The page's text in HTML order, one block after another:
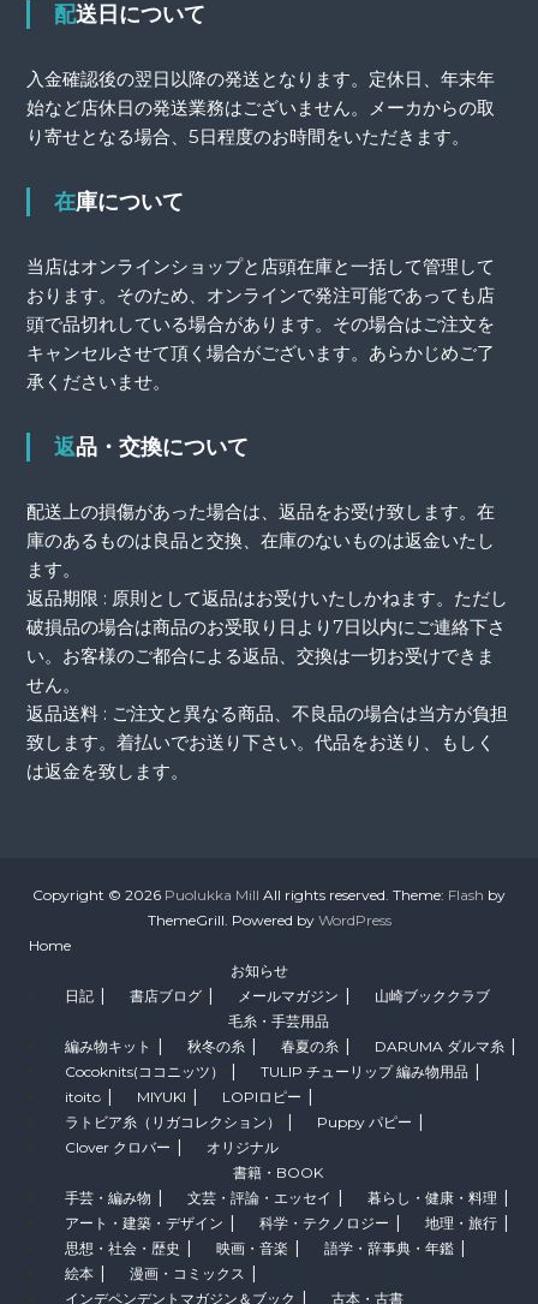
配送日について
入金確認後の翌日以降の発送となります。定休日、年末年
始など店休日の発送業務はございません。メーカからの取
り寄せとなる場合、5日程度のお時間をいただきます。
在庫について
当店はオンラインショップと店頭在庫と一括して管理して
おります。そのため、オンラインで発注可能であっても店
頭で品切れしている場合があります。その場合はご注文を
キャンセルさせて頂く場合がございます。あらかじめご了
承くださいませ。
返品・交換について
配送上の損傷があった場合は、返品をお受け致します。在
庫のあるものは良品と交換、在庫のないものは返金いたし
ます。
返品期限 : 原則として返品はお受けいたしかねます。ただし
破損品の場合は商品のお受取り日より7日以内にご連絡下さ
い。お客様のご都合による返品、交換は一切お受けできま
せん。
返品送料 : ご注文と異なる商品、不良品の場合は当方が負担
致します。着払いでお送り下さい。代品をお送り、もしく
は返金を致します。
Copyright © 2026 Puolukka Mill All rights reserved. Theme: Flash by
ThemeGrill. Powered by WordPress
Home
お知らせ
日記
書店ブログ メールマガジン
山崎ブッククラブ
毛糸・手芸用品
編み物キット
秋冬の糸 春夏の糸
DARUMA ダルマ糸
Cocoknits(ココニッツ）
TULIP チューリップ 編み物用品
itoito
MIYUKI
LOPIロピー
ラトビア糸（リガコレクション）
Puppy パピー
Clover クロバー
オリジナル
書籍・BOOK
手芸・編み物
文芸・評論・エッセイ
暮らし・健康・料理
アート・建築・デザイン
科学・テクノロジー
地理・旅行
思想・社会・歴史
映画・音楽
語学・辞事典・年鑑
絵本
漫画・コミックス
インデペンデントマガジン＆ブック
古本・古書